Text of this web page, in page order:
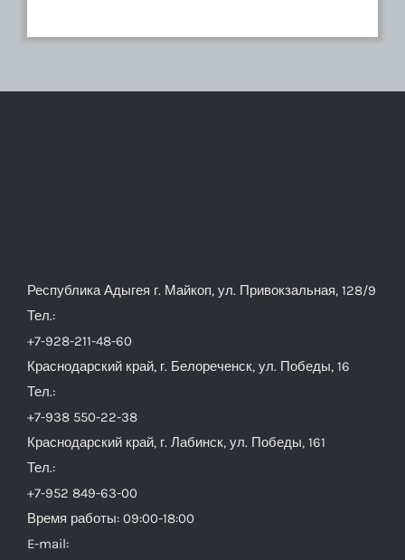
Республика Адыгея г. Майкоп, ул. Привокзальная, 128/9
Тел.:
+7-928-211-48-60
Краснодарский край, г. Белореченск, ул. Победы, 16
Тел.:
+7-938 550-22-38
Краснодарский край, г. Лабинск, ул. Победы, 161
Тел.:
+7-952 849-63-00
Время работы: 09:00-18:00
E-mail: